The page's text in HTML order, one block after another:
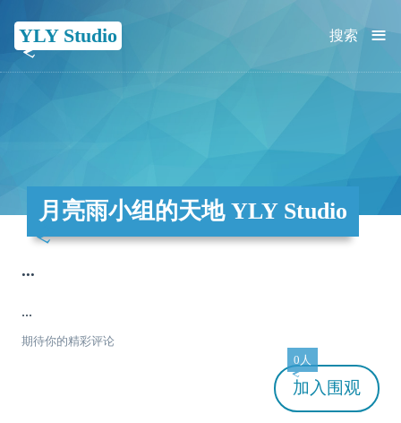
YLY Studio ≡
搜索
月亮雨小组的天地 YLY Studio
...
...
期待你的精彩评论
加入
0人
围观